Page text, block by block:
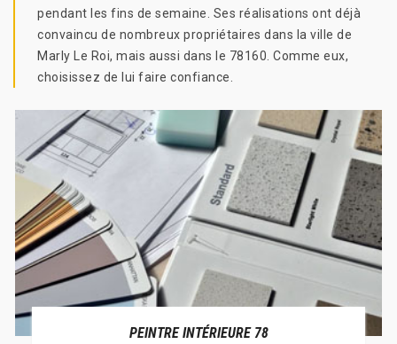
pendant les fins de semaine. Ses réalisations ont déjà
convaincu de nombreux propriétaires dans la ville de
Marly Le Roi, mais aussi dans le 78160. Comme eux,
choisissez de lui faire confiance.
PEINTRE INTÉRIEURE 78